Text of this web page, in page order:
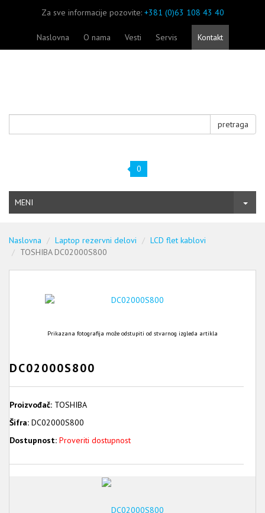
Za sve informacije pozovite: +381 (0)63 108 43 40
Naslovna O nama Vesti Servis Kontakt
pretraga
0
MENI
Naslovna Laptop rezervni delovi
LCD flet kablovi
TOSHIBA DC02000S800
Prikazana fotografija može odstupiti od stvarnog izgleda artikla
DC02000S800
Proizvođač: TOSHIBA
Šifra: DC02000S800
Dostupnost: Proveriti dostupnost